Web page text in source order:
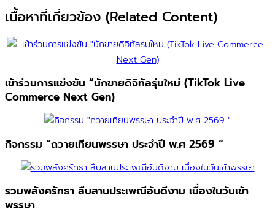
เนื้อหาที่เกี่ยวข้อง (Related Content)
เข้าร่วมการแข่งขัน “นักขายดิจิทัลรุ่นใหม่ (TikTok Live
Commerce Next Gen)
กิจกรรม “ถวายเทียนพรรษา ประจำปี พ.ศ 2569 “
รวมพลังศรัทธา สืบสานประเพณีอันดีงาม เนื่องในวันเข้า
พรรษา